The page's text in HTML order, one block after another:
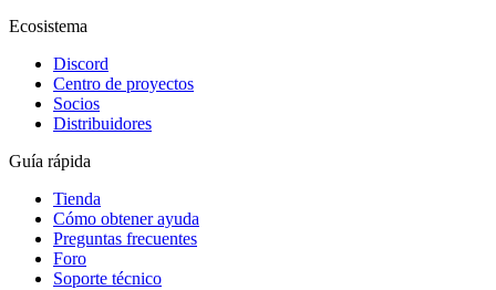
Ecosistema
Discord
Centro de proyectos
Socios
Distribuidores
Guía rápida
Tienda
Cómo obtener ayuda
Preguntas frecuentes
Foro
Soporte técnico